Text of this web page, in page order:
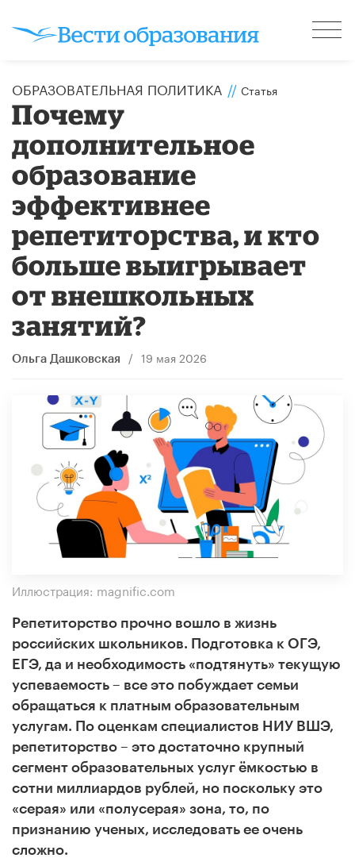
ОБРАЗОВАТЕЛЬНАЯ ПОЛИТИКА // Статья
​Почему
дополнительное
образование
эффективнее
репетиторства, и кто
больше выигрывает
от внешкольных
занятий?
Ольга Дашковская / 19 мая 2026
Иллюстрация: magnific.com
Репетиторство прочно вошло в жизнь
российских школьников. Подготовка к ОГЭ,
ЕГЭ, да и необходимость «подтянуть» текущую
успеваемость – все это побуждает семьи
обращаться к платным образовательным
услугам. По оценкам специалистов НИУ ВШЭ,
репетиторство – это достаточно крупный
сегмент образовательных услуг ёмкостью в
сотни миллиардов рублей, но поскольку это
«серая» или «полусерая» зона, то, по
признанию ученых, исследовать ее очень
сложно.